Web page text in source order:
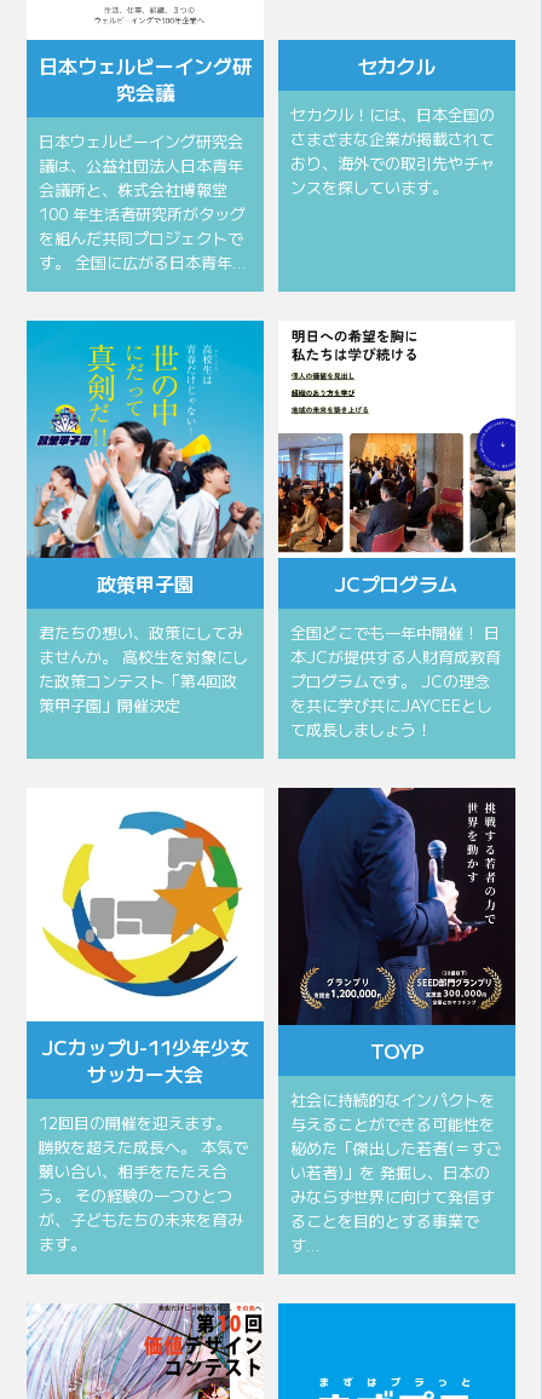
⽇本ウェルビーイング研
究会議
⽇本ウェルビーイング研究会
議は、公益社団法⼈⽇本⻘年
会議所と、株式会社博報堂
100 年⽣活者研究所がタッグ
を組んだ共同プロジェクトで
す。 全国に広がる⽇本⻘年…
セカクル
セカクル！には、日本全国の
さまざまな企業が掲載されて
おり、海外での取引先やチャ
ンスを探しています。
政策甲子園
君たちの想い、政策にしてみ
ませんか。 高校生を対象にし
た政策コンテスト「第4回政
策甲子園」開催決定
JCプログラム
全国どこでも一年中開催！ 日
本JCが提供する人財育成教育
プログラムです。 JCの理念
を共に学び共にJAYCEEとし
て成長しましょう！
JCカップU-11少年少女
サッカー大会
12回目の開催を迎えます。
勝敗を超えた成長へ。 本気で
競い合い、相手をたたえ合
う。 その経験の一つひとつ
が、子どもたちの未来を育み
ます。
TOYP
社会に持続的なインパクトを
与えることができる可能性を
秘めた「傑出した若者(＝すご
い若者)」を 発掘し、日本の
みならず世界に向けて発信す
ることを目的とする事業で
す…